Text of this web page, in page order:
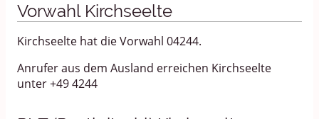
Vorwahl Kirchseelte
Kirchseelte hat die Vorwahl 04244.
Anrufer aus dem Ausland erreichen Kirchseelte
unter +49 4244